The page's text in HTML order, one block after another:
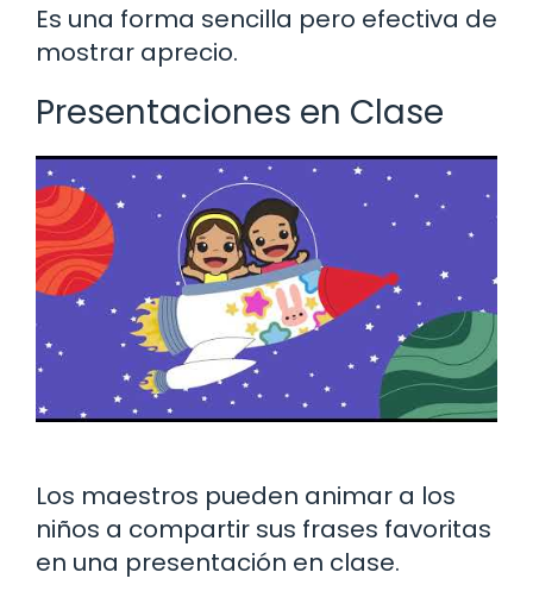
Es una forma sencilla pero efectiva de
mostrar aprecio.
Presentaciones en Clase
Los maestros pueden animar a los
niños a compartir sus frases favoritas
en una presentación en clase.